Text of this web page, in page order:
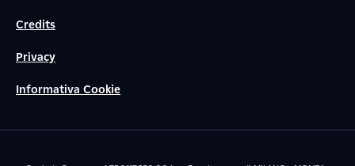
Credits
Privacy
Informativa Cookie